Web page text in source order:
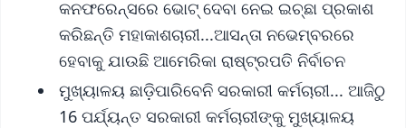
କନଫରେନ୍ସରେ ଭୋଟ୍ ଦେବା ନେଇ ଇଚ୍ଛା ପ୍ରକାଶ
କରିଛନ୍ତି ମହାକାଶଚାରୀ...ଆସନ୍ତା ନଭେମ୍ବରରେ
ହେବାକୁ ଯାଉଛି ଆମେରିକା ରାଷ୍ଟ୍ରପତି ନିର୍ବାଚନ
ମୁଖ୍ୟାଳୟ ଛାଡ଼ିପାରିବେନି ସରକାରୀ କର୍ମଚାରୀ... ଆଜିଠୁ
16 ପର୍ଯ୍ୟନ୍ତ ସରକାରୀ କର୍ମଚାରୀଙ୍କୁ ମୁଖ୍ୟାଳୟ